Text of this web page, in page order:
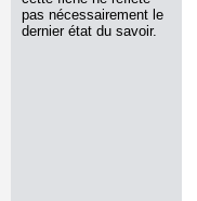
pas nécessairement le
dernier état du savoir.